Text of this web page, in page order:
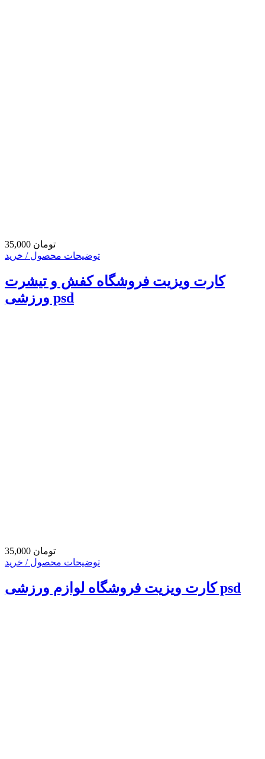
35,000 تومان
توضیحات محصول / خرید
کارت ویزیت فروشگاه کفش و تیشرت
ورزشی psd
35,000 تومان
توضیحات محصول / خرید
کارت ویزیت فروشگاه لوازم ورزشی psd